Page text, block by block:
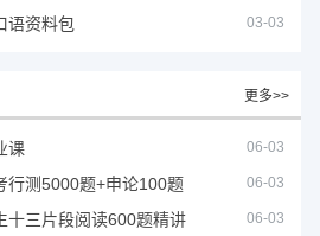
语资料包 03-03
更多>>
课 06-03
行测5000题+申论100题 06-03
十三片段阅读600题精讲 06-03